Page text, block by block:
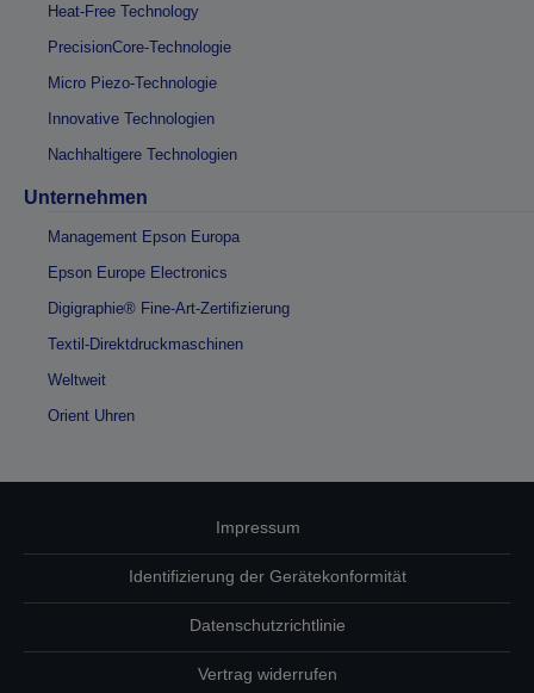
Heat-Free Technology
PrecisionCore-Technologie
Micro Piezo-Technologie
Innovative Technologien
Nachhaltigere Technologien
Unternehmen
Management Epson Europa
Epson Europe Electronics
Digigraphie® Fine-Art-Zertifizierung
Textil-Direktdruckmaschinen
Weltweit
Orient Uhren
Impressum
Identifizierung der Gerätekonformität
Datenschutzrichtlinie
Vertrag widerrufen